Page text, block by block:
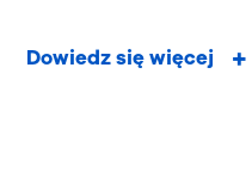
Dowiedz się więcej